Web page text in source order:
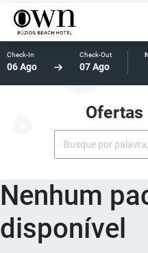
Check-In
06 Ago
Check-Out
07 Ago
Ofertas
Nenhum
disponível